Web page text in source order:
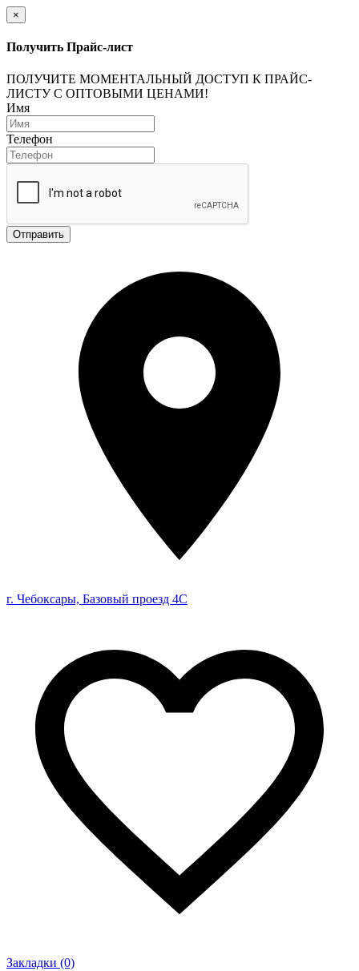
×
Получить Прайс-лист
ПОЛУЧИТЕ МОМЕНТАЛЬНЫЙ ДОСТУП К ПРАЙС-
ЛИСТУ С ОПТОВЫМИ ЦЕНАМИ!
Имя
Телефон
Отправить
г. Чебоксары, Базовый проезд 4С
Закладки (0)